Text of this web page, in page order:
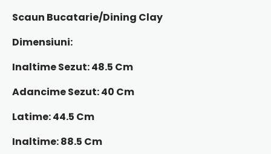
Scaun Bucatarie/Dining Clay
Dimensiuni:
Inaltime Sezut: 48.5 Cm
Adancime Sezut: 40 Cm
Latime: 44.5 Cm
Inaltime: 88.5 Cm